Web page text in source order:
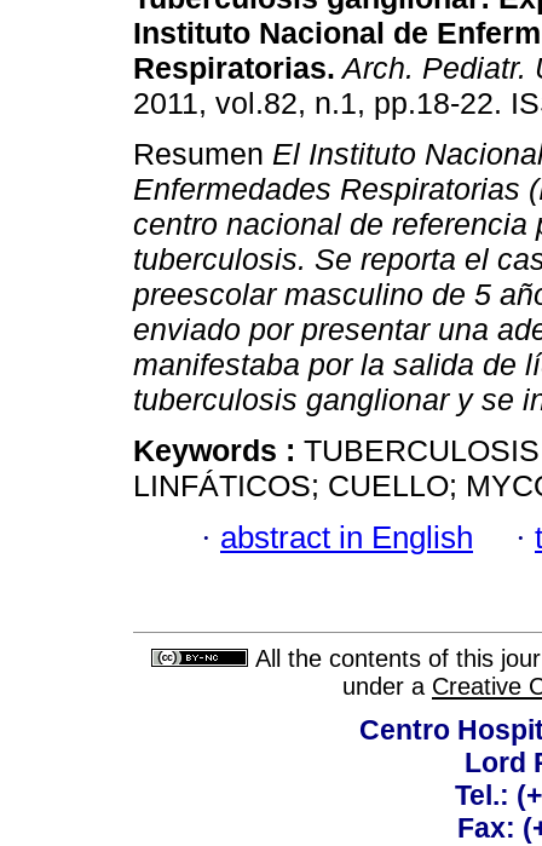
Instituto Nacional de
Respiratorias. Arch. Pediatr.
2011, vol.82, n.1, pp.18-22.
Resumen El Instituto
Enfermedades Respiratorias
centro nacional de referencia
tuberculosis. Se reporta el
preescolar masculino de 5
enviado por presentar una
manifestaba por la salida de
tuberculosis ganglionar y se
Keywords :
LINFÁTICOS; CUELLO;
· abstract in English ·
All the contents of this
under a Creative
Centro
Lord
Tel.:
Fax: